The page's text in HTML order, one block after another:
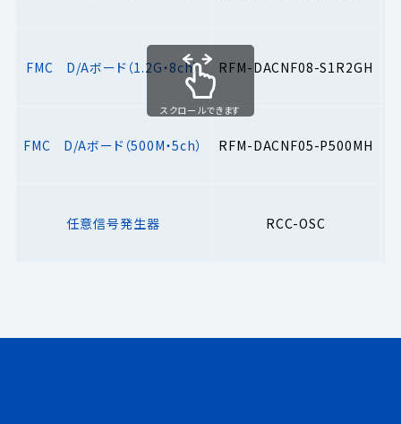
FMC D/Aボード（1.2G・8ch） RFM-DACNF08-S1R2GH
FMC D/Aボード（500M・5ch） RFM-DACNF05-P500MH
任意信号発生器 RCC-OSC
スクロールできます